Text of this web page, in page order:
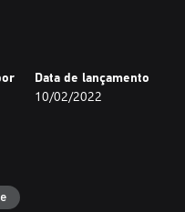
Data de lançamento
10/02/2022